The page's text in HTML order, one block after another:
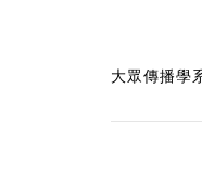
大眾傳播學